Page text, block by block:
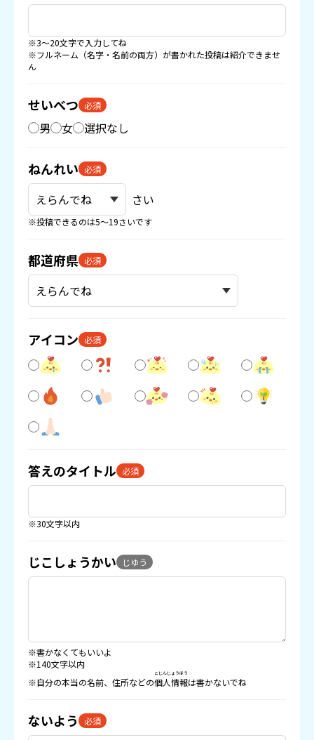
※3〜20文字で入力してね
※フルネーム（名字・名前の両方）が書かれた投稿は紹介できませ
ん
せいべつ 必須
男 女 選択なし
ねんれい 必須
さい
※投稿できるのは5〜19さいです
都道府県 必須
アイコン 必須
答えのタイトル 必須
※30文字以内
じこしょうかい じゆう
※書かなくてもいいよ
※140文字以内
※自分の本当の名前、住所などの個人情報
こじんじょうほう
は書かないでね
ないよう 必須